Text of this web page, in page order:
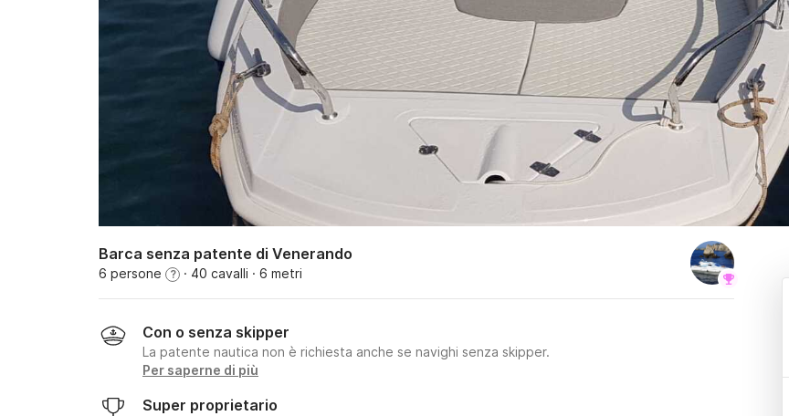
Barca senza patente di Venerando
6 persone ? · 40 cavalli · 6 metri
Con o senza skipper
La patente nautica non è richiesta anche se navighi senza skipper.
Per saperne di più
Super proprietario